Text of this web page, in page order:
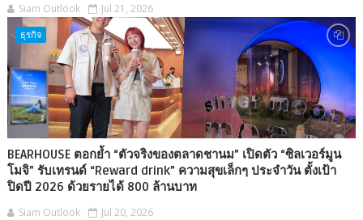
Siam Outlook Jul 21, 2026
ธุรกิจ
BEARHOUSE ตอกย้ำ “ตัวจริงของตลาดชานม” เปิดตัว “ซิลเวอร์มูน
โมจิ” รับเทรนด์ “Reward drink” ความสุขเล็กๆ ประจำวัน ตั้งเป้า
ปิดปี 2026 ด้วยรายได้ 800 ล้านบาท
Siam Outlook Jul 20, 2026